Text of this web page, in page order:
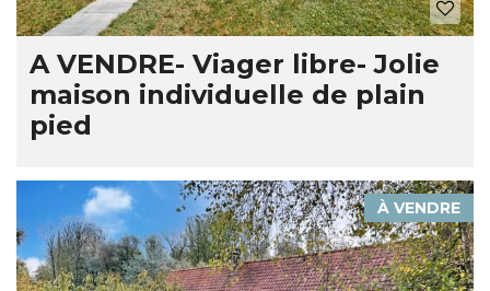
A VENDRE- Viager libre- Jolie
maison individuelle de plain
pied
À VENDRE